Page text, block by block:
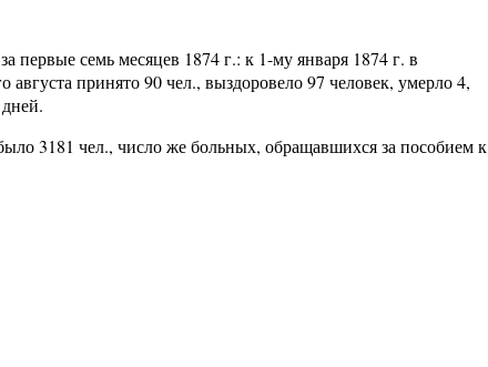
семь месяцев 1874 г.: к 1-му января 1874 г. в
принято 90 чел., выздоровело 97 человек, умерло 4,
3181 чел., число же больных, обращавшихся за пособием к